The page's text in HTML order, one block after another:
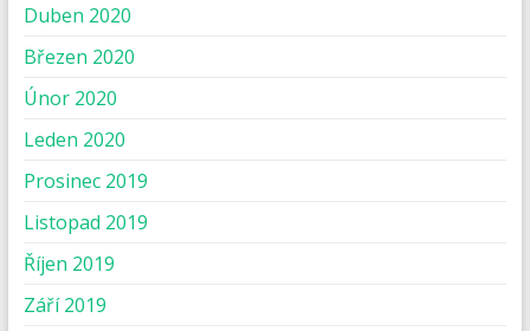
Duben 2020
Březen 2020
Únor 2020
Leden 2020
Prosinec 2019
Listopad 2019
Říjen 2019
Září 2019